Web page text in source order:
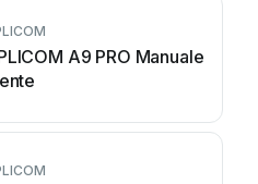
A9 PRO Manuale